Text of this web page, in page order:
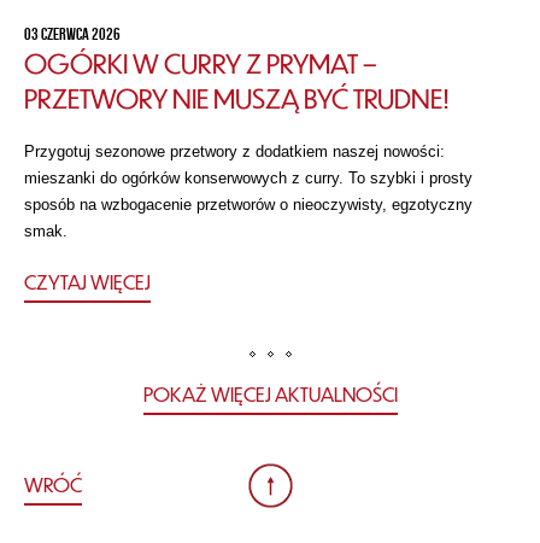
03 CZERWCA 2026
OGÓRKI W CURRY Z PRYMAT –
PRZETWORY NIE MUSZĄ BYĆ TRUDNE!
Przygotuj sezonowe przetwory z dodatkiem naszej nowości:
mieszanki do ogórków konserwowych z curry. To szybki i prosty
sposób na wzbogacenie przetworów o nieoczywisty, egzotyczny
smak.
CZYTAJ WIĘCEJ
POKAŻ WIĘCEJ AKTUALNOŚCI
WRÓĆ